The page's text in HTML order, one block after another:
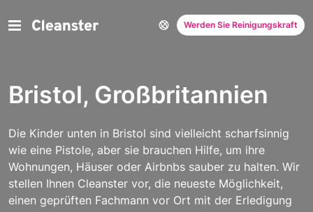
Werden Sie Reinigungskraft
Bristol, Großbritannien
Die Kinder unten in Bristol sind vielleicht scharfsinnig
wie eine Pistole, aber sie brauchen Hilfe, um ihre
Wohnungen, Häuser oder Airbnbs sauber zu halten. Wir
stellen Ihnen Cleanster vor, die neueste Möglichkeit,
einen geprüften Fachmann vor Ort mit der Erledigung